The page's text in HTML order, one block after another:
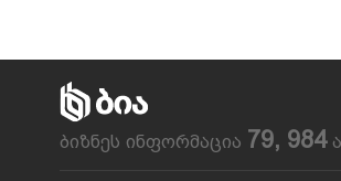
ბიზნეს ინფორმაცია 79, 984